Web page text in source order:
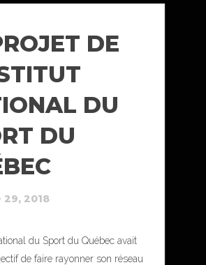
DE
DU
DU
2018
du Sport du Québec avait
de faire rayonner son réseau